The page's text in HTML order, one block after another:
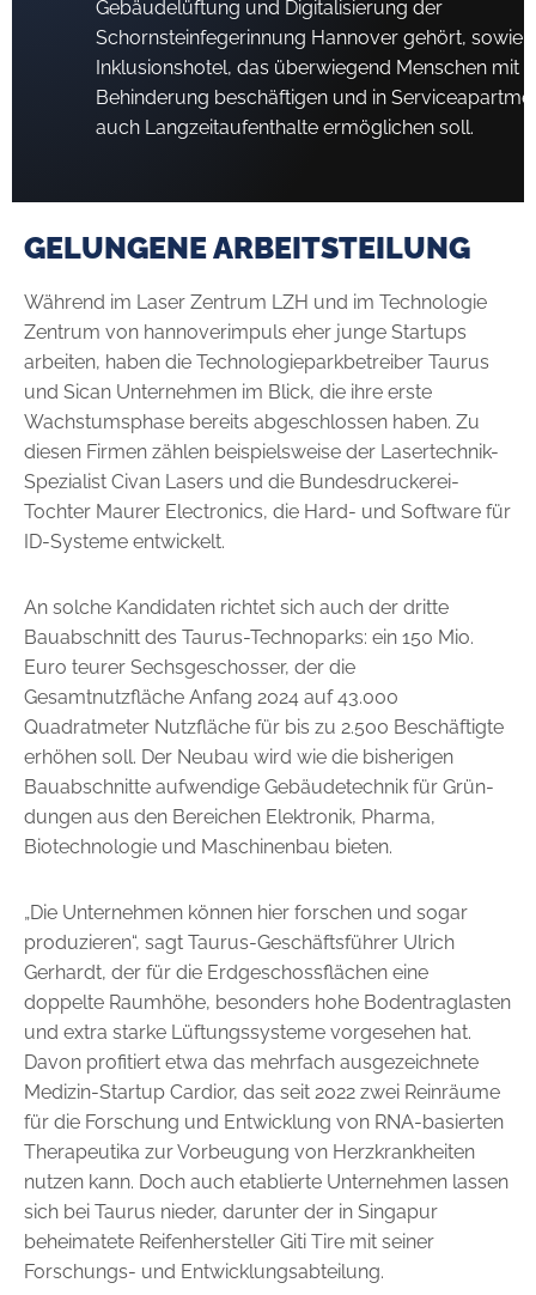
Gebäudelüftung und Digitalisierung der
Schornsteinfegerinnung Hannover gehört, sowie
Inklusionshotel, das überwiegend Menschen mit
Behinderung beschäftigen und in
auch Langzeitaufenthalte ermöglichen soll.
GELUNGENE ARBEITSTEILUNG
Während im Laser Zentrum LZH und im Technologie
Zentrum von hannoverimpuls eher junge Startups
arbeiten, haben die Technologieparkbetreiber Taurus
und Sican Unternehmen im Blick, die ihre erste
Wachstumsphase bereits abgeschlossen haben. Zu
diesen Firmen zählen beispielsweise der Lasertechnik-
Spezialist Civan Lasers und die Bundesdruckerei-
Tochter Maurer Electronics, die Hard- und Software für
ID-Systeme entwickelt.
An solche Kandidaten richtet sich auch der dritte
Bauabschnitt des Taurus-Technoparks: ein 150 Mio.
Euro teurer Sechsgeschosser, der die
Gesamtnutzfläche Anfang 2024 auf 43.000
Quadratmeter Nutz­fläche für bis zu 2.500 Beschäftigte
erhöhen soll. Der Neubau wird wie die ­bisherigen
Bauabschnitte aufwendige Gebäudetechnik für Grün­
dungen aus den Bereichen Elektronik, Pharma,
Biotechnologie und Maschinenbau bieten.
„Die Unternehmen können hier forschen und sogar
produzieren“, sagt Taurus-Geschäftsführer Ulrich
Gerhardt, der für die Erdgeschoss­flächen eine
doppelte Raumhöhe, besonders hohe Bodentraglasten
und extra starke Lüftungssysteme vorgesehen hat.
Davon profitiert etwa das mehrfach ausgezeichnete
Medizin-Startup Cardior, das seit 2022 zwei Reinräume
für die Forschung und Entwicklung von RNA-basierten
Therapeutika zur Vorbeugung von Herzkrankheiten
nutzen kann. Doch auch etablierte Unternehmen lassen
sich bei Taurus nieder, darunter der in Singapur
beheimatete Reifenhersteller Giti Tire mit ­seiner
Forschungs- und Entwicklungsabteilung.